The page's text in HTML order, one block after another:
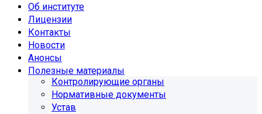
Об институте
Лицензии
Контакты
Новости
Анонсы
Полезные материалы
Контролирующие органы
Нормативные документы
Устав